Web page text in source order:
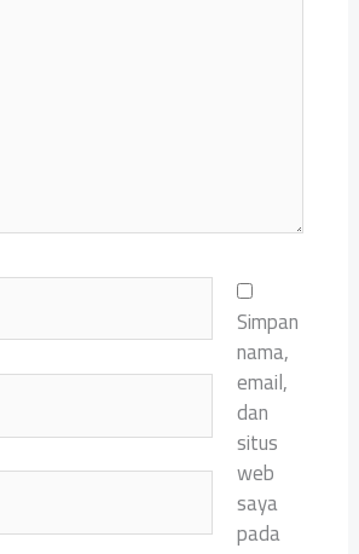
Simpan
nama,
email,
dan
situs
web
saya
pada